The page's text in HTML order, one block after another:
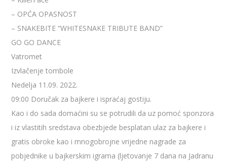
– OPĆA OPASNOST
– SNAKEBITE “WHITESNAKE TRIBUTE BAND”
GO GO DANCE
Vatromet
Izvlačenje tombole
Nedelja 11.09. 2022.
09:00 Doručak za bajkere i ispraćaj gostiju.
Kao i do sada domaćini su se potrudili da uz pomoć sponzora
i iz vlastitih sredstava obezbjede besplatan ulaz za bajkere i
gratis obroke kao i mnogobrojne vrijedne nagrade za
pobjednike u bajkerskim igrama (ljetovanje 7 dana na Jadranu